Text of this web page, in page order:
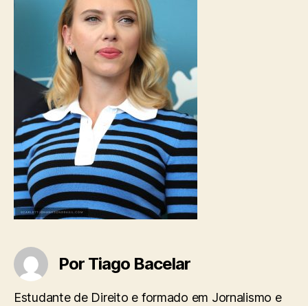
Por Tiago Bacelar
Estudante de Direito e formado em Jornalismo e